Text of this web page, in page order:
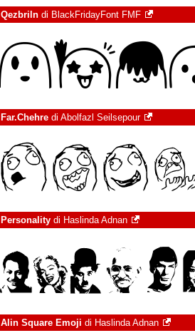
Qezbriln di BlackFridayFont FMF
Far.Chehre di Abolfazl Seilsepour
Personality di Haslinda Adnan
Alin Square Emoji di Haslinda Adnan